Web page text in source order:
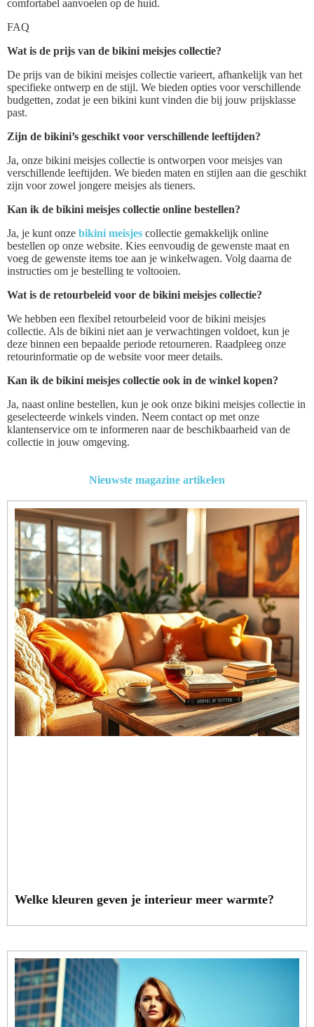
comfortabel aanvoelen op de huid.
FAQ
Wat is de prijs van de bikini meisjes collectie?
De prijs van de bikini meisjes collectie varieert, afhankelijk van het
specifieke ontwerp en de stijl. We bieden opties voor verschillende
budgetten, zodat je een bikini kunt vinden die bij jouw prijsklasse
past.
Zijn de bikini’s geschikt voor verschillende leeftijden?
Ja, onze bikini meisjes collectie is ontworpen voor meisjes van
verschillende leeftijden. We bieden maten en stijlen aan die geschikt
zijn voor zowel jongere meisjes als tieners.
Kan ik de bikini meisjes collectie online bestellen?
Ja, je kunt onze bikini meisjes collectie gemakkelijk online
bestellen op onze website. Kies eenvoudig de gewenste maat en
voeg de gewenste items toe aan je winkelwagen. Volg daarna de
instructies om je bestelling te voltooien.
Wat is de retourbeleid voor de bikini meisjes collectie?
We hebben een flexibel retourbeleid voor de bikini meisjes
collectie. Als de bikini niet aan je verwachtingen voldoet, kun je
deze binnen een bepaalde periode retourneren. Raadpleeg onze
retourinformatie op de website voor meer details.
Kan ik de bikini meisjes collectie ook in de winkel kopen?
Ja, naast online bestellen, kun je ook onze bikini meisjes collectie in
geselecteerde winkels vinden. Neem contact op met onze
klantenservice om te informeren naar de beschikbaarheid van de
collectie in jouw omgeving.
Nieuwste magazine artikelen
Welke kleuren geven je interieur meer warmte?